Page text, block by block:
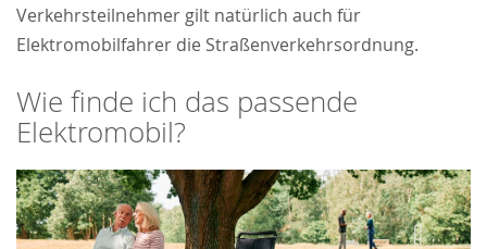
Verkehrsteilnehmer gilt natürlich auch für
Elektromobilfahrer die Straßenverkehrsordnung.
Wie finde ich das passende
Elektromobil?